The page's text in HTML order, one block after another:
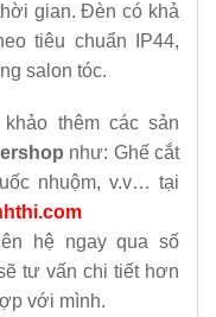
gian. Đèn có khả
tiêu chuẩn IP44,
salon tóc.
thêm các sản
như: Ghế cắt
nhuộm, v.v… tại
hệ ngay qua số
tư vấn chi tiết hơn
với mình.